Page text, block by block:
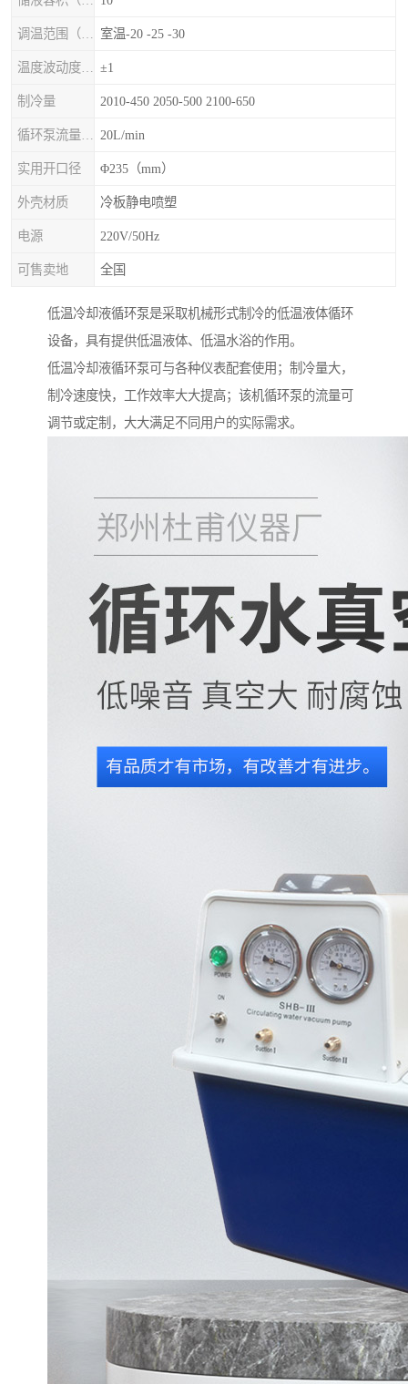
室温-20 -25 -30
±1
制冷量 2010-450 2050-500 2100-650
20L/min
实用开口径 Φ235（mm）
外壳材质 冷板静电喷塑
电源 220V/50Hz
可售卖地 全国
低温冷却液循环泵是采取机械形式制冷的低温液体循环
设备，具有提供低温液体、低温水浴的作用。
低温冷却液循环泵可与各种仪表配套使用；制冷量大，
制冷速度快，工作效率大大提高；该机循环泵的流量可
调节或定制，大大满足不同用户的实际需求。